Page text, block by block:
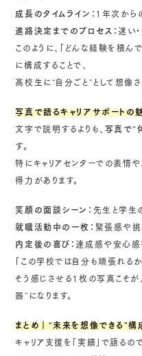
成長のタイムライン： 1年次から
進路決定までのプロセス：迷い
このように、「どんな経験を積ん
に構成することで、
高校生に“自分ごと”として想像さ
写真で語るキャリアサポートの
文字で説明するよりも、 写真で“
す。
特にキャリアセンターでの表情
得力があります。
笑顔の面談シーン： 先生と学生
就職活動中の一枚： 緊張感や
内定後の喜び：達成感や安心感
「この学校では自分も頑張れるか
そう感じさせる1枚の写真こそ
器”になります。
まとめ｜“未来を想像できる”構
キャリア支援を「実績」で語るの